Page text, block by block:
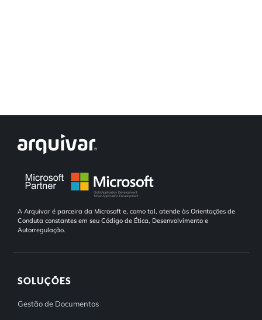
A Arquivar é parceira da Microsoft e, como tal, atende às Orientações de
Conduta constantes em seu Código de Ética, Desenvolvimento e
Autorregulação.
SOLUÇÕES
Gestão de Documentos